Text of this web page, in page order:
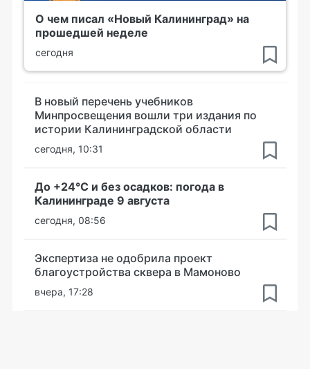
О чем писал «Новый Калининград» на
прошедшей неделе
сегодня
В новый перечень учебников
Минпросвещения вошли три издания по
истории Калининградской области
сегодня, 10:31
До +24°С и без осадков: погода в
Калининграде 9 августа
сегодня, 08:56
Экспертиза не одобрила проект
благоустройства сквера в Мамоново
вчера, 17:28